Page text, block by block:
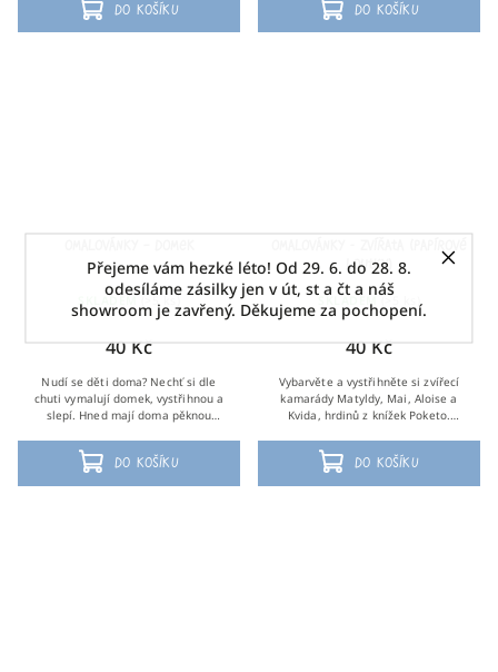
Přejeme vám hezké léto! Od 29. 6. do 28. 8.
odesíláme zásilky jen v út, st a čt a náš
showroom je zavřený. Děkujeme za pochopení.
Do košíku Do košíku
SKLADEM (>5 ks)
40 Kč
Do košíku
Nudí se děti doma? Nechť si dle
chuti vymalují domek, vystřihnou a
slepí. Hned mají doma pěknou
loutky)
SKLADEM (>5 ks)
40 Kč
Do košíku
Vybarvěte a vystřihněte si zvířecí
kamarády Matyldy, Mai, Aloise a
Kvida, hrdinů z knížek Poketo.
nebo si z nich udělat papírové loutky.
Na...